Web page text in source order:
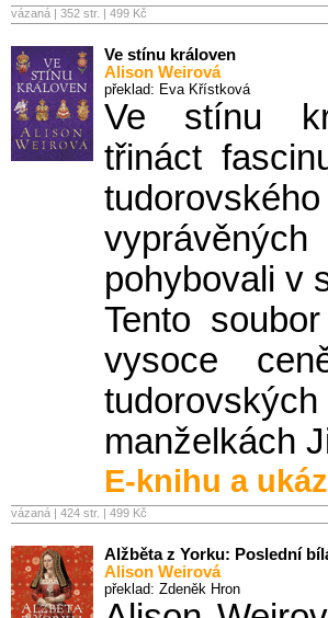
vázaná | 352 str. | 499 Kč
Ve stínu královen
Alison Weirová
překlad: Eva Křístková
Ve stínu
třináct
pohybovali v
Tento
vysoce
manželkách
E-knihu a
vázaná | 424 str. | 499 Kč
Alžběta z Yorku: Poslední
Alison Weirová
překlad: Zdeněk Hron